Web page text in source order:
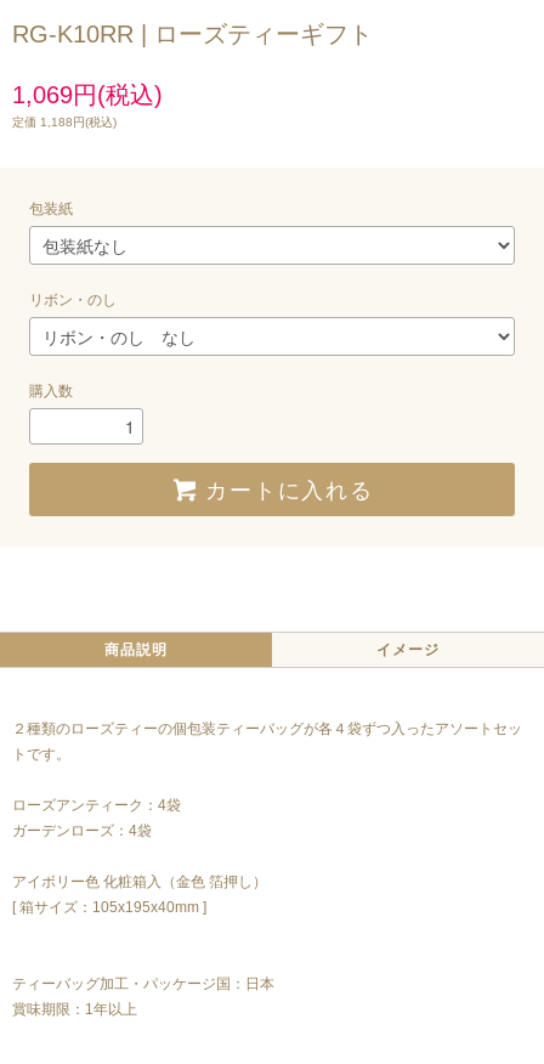
RG-K10RR | ローズティーギフト
1,069円(税込)
定価 1,188円(税込)
包装紙
リボン・のし
購入数
カートに入れる
商品説明 イメージ
２種類のローズティーの個包装ティーバッグが各４袋ずつ入ったアソートセッ
トです。
ローズアンティーク：4袋
ガーデンローズ：4袋
アイボリー色 化粧箱入（金色 箔押し）
[ 箱サイズ：105x195x40mm ]
ティーバッグ加工・パッケージ国：日本
賞味期限：1年以上